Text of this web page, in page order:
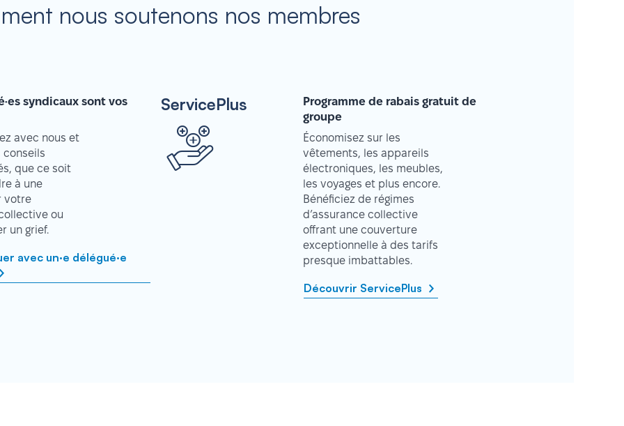
nous soutenons nos membres
syndicaux sont vos
avec nous et
conseils
que ce soit
à une
votre
ou
un grief.
avec un·e délégué·e
ServicePlus
Programme de rabais gratuit de
groupe
Économisez sur les
vêtements, les appareils
électroniques, les meubles,
les voyages et plus encore.
Bénéficiez de régimes
d’assurance collective
offrant une couverture
exceptionnelle à des tarifs
presque imbattables.
Découvrir ServicePlus